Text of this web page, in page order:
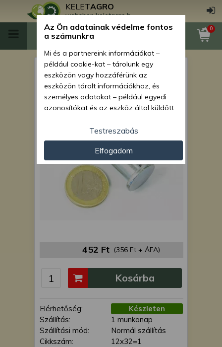
KELETAGRO
webshop.keletagro.hu
0
MTZ csapszeg 12x32
(kuplung-, fék-, hidraulikus
vonóhorog- rudazat)
452 Ft (356 Ft + ÁFA)
Elérhetőség:
Készleten
Szállítás:
1 munkanap
Szállítási mód:
Normál szállítás
Cikkszám:
12x32=1
Kosárba
Az Ön adatainak védelme fontos
a számunkra
Mi és a partnereink információkat –
például cookie-kat – tárolunk egy
eszközön vagy hozzáférünk az
eszközön tárolt információkhoz, és
személyes adatokat – például egyedi
azonosítókat és az eszköz által küldött
személyre szabott hirdetések és
tartalom nyújtásához, hirdetés- és
tartalomméréshez, nézettségi adatok
gyűjtéséhez, valamint termékek
kifejlesztéséhez és a termékek
javításához. Az Ön engedélyével mi és a
partnereink eszközleolvasásos
módszerrel szerzett pontos geolokációs
és a partnereink a fent leírtak szerint
lehetőségként a hozzájárulás
megadása vagy elutasítása előtt
megváltoztathatja beállításait. Felhívjuk
figyelmét, hogy személyes adatainak
bizonyos kezeléséhez nem feltétlenül
szükséges az Ön hozzájárulása, de
Testreszabás
Elfogadom